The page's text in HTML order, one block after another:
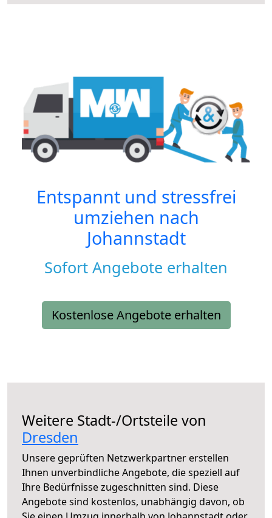
Entspannt und stressfrei
umziehen nach
Johannstadt
Sofort Angebote erhalten
Kostenlose Angebote erhalten
Weitere Stadt-/Ortsteile von
Dresden
Unsere geprüften Netzwerkpartner erstellen
Ihnen unverbindliche Angebote, die speziell auf
Ihre Bedürfnisse zugeschnitten sind. Diese
Angebote sind kostenlos, unabhängig davon, ob